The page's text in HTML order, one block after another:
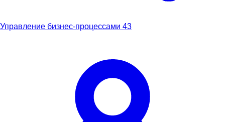
Управление бизнес-процессами 43